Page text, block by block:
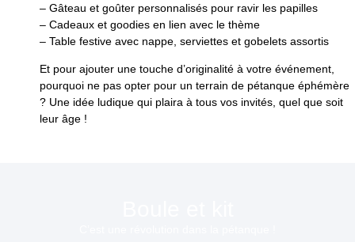
– Gâteau et goûter personnalisés pour ravir les papilles
– Cadeaux et goodies en lien avec le thème
– Table festive avec nappe, serviettes et gobelets assortis
Et pour ajouter une touche d’originalité à votre événement,
pourquoi ne pas opter pour un terrain de pétanque éphémère
? Une idée ludique qui plaira à tous vos invités, quel que soit
leur âge !